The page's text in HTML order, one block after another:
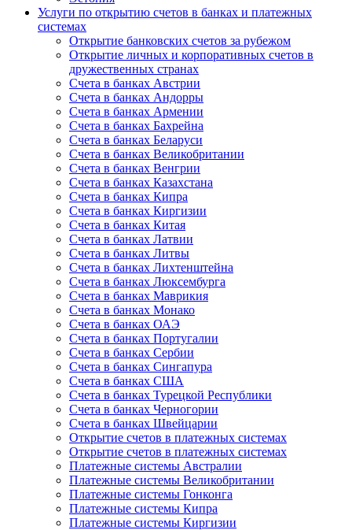
Услуги по открытию счетов в банках и платежных
системах
Открытие банковских счетов за рубежом
Открытие личных и корпоративных счетов в
дружественных странах
Счета в банках Австрии
Счета в банках Андорры
Счета в банках Армении
Счета в банках Бахрейна
Счета в банках Беларуси
Счета в банках Великобритании
Счета в банках Венгрии
Счета в банках Казахстана
Счета в банках Кипра
Счета в банках Киргизии
Счета в банках Китая
Счета в банках Латвии
Счета в банках Литвы
Счета в банках Лихтенштейна
Счета в банках Люксембурга
Счета в банках Маврикия
Счета в банках Монако
Счета в банках ОАЭ
Счета в банках Португалии
Счета в банках Сербии
Счета в банках Сингапура
Счета в банках США
Счета в банках Турецкой Республики
Счета в банках Черногории
Счета в банках Швейцарии
Открытие счетов в платежных системах
Открытие счетов в платежных системах
Платежные системы Австралии
Платежные системы Великобритании
Платежные системы Гонконга
Платежные системы Кипра
Платежные системы Киргизии